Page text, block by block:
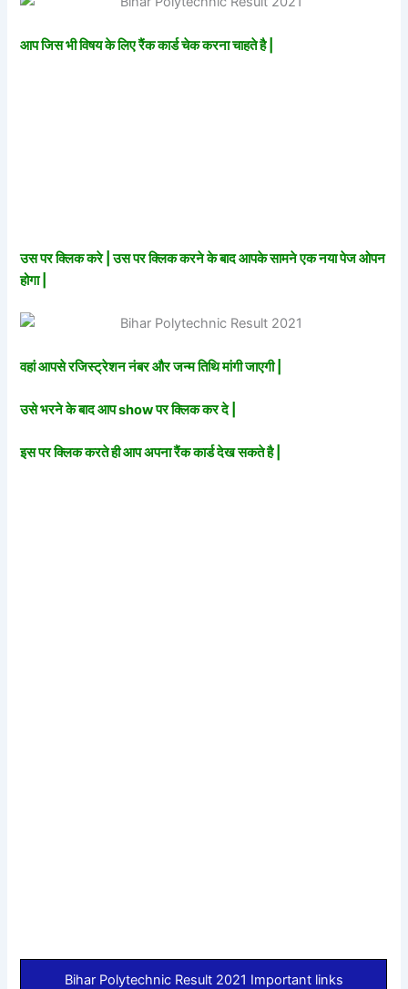
आप जिस भी विषय के लिए रैंक कार्ड चेक करना चाहते है |
उस पर क्लिक करे | उस पर क्लिक करने के बाद आपके सामने एक नया पेज ओपन
होगा |
वहां आपसे रजिस्ट्रेशन नंबर और जन्म तिथि मांगी जाएगी |
उसे भरने के बाद आप show पर क्लिक कर दे |
इस पर क्लिक करते ही आप अपना रैंक कार्ड देख सकते है |
Bihar Polytechnic Result 2021 Important links